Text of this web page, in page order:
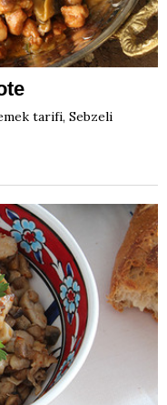
tarifi, Sebzeli